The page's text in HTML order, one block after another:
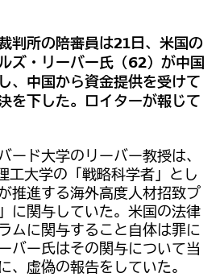
判所の陪審員は21日、米国の
ズ・リーバー氏（62）が中国
、中国から資金提供を受けて
を下した。ロイターが報じて
ード大学のリーバー教授は、
工大学の「戦略科学者」とし
推進する海外高度人材招致プ
に関与していた。米国の法律
ムに関与すること自体は罪に
バー氏はその関与について当
、虚偽の報告をしていた。